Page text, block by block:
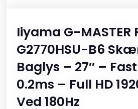
Iiyama G-MASTER
G2770HSU-B6
Baglys – 27″ – Fast
0.2ms – Full HD
Ved 180Hz